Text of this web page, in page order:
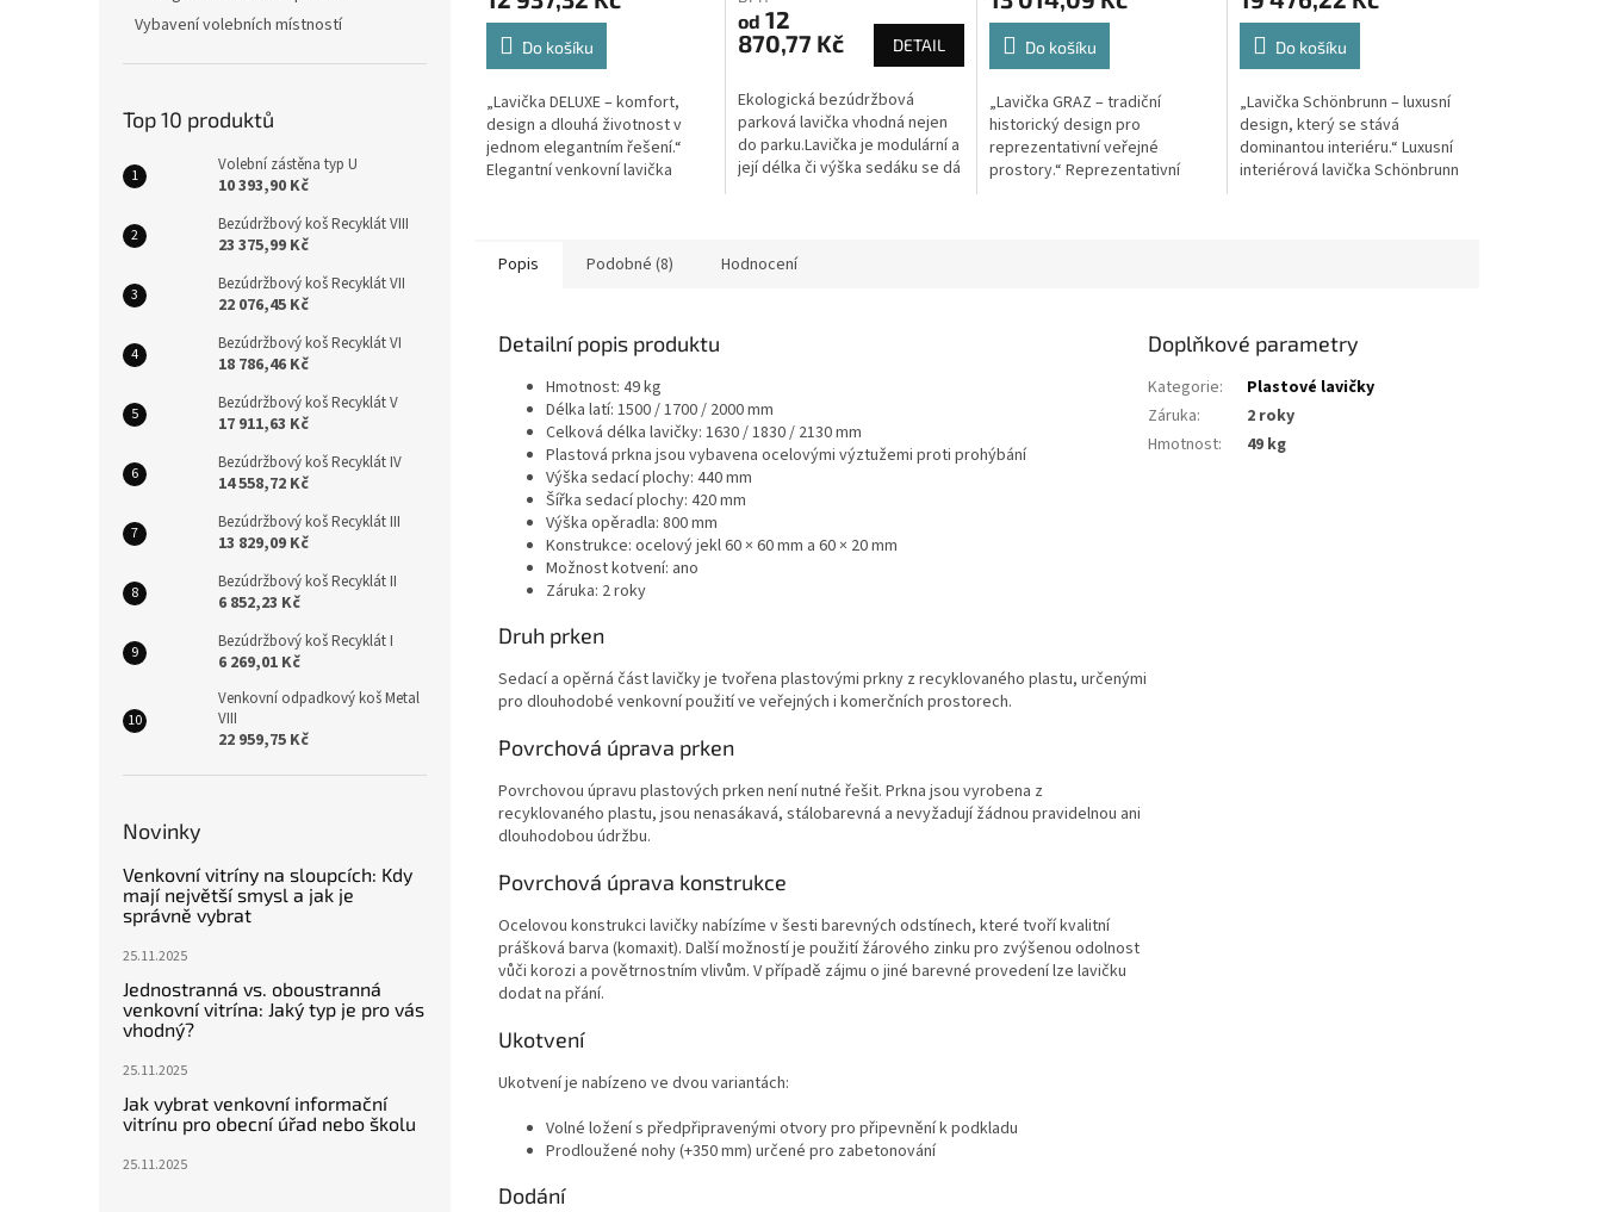
Vybavení volebních místností
Top 10 produktů
Volební zástěna typ U
10 393,90 Kč
Bezúdržbový koš Recyklát VIII
23 375,99 Kč
Bezúdržbový koš Recyklát VII
22 076,45 Kč
Bezúdržbový koš Recyklát VI
18 786,46 Kč
Bezúdržbový koš Recyklát V
17 911,63 Kč
Bezúdržbový koš Recyklát IV
14 558,72 Kč
Bezúdržbový koš Recyklát III
13 829,09 Kč
Bezúdržbový koš Recyklát II
6 852,23 Kč
Bezúdržbový koš Recyklát I
6 269,01 Kč
Venkovní odpadkový koš Metal
VIII
22 959,75 Kč
Novinky
Venkovní vitríny na sloupcích: Kdy
mají největší smysl a jak je
správně vybrat
25.11.2025
Jednostranná vs. oboustranná
venkovní vitrína: Jaký typ je pro vás
vhodný?
25.11.2025
Jak vybrat venkovní informační
vitrínu pro obecní úřad nebo školu
25.11.2025
Do košíku
„Lavička DELUXE – komfort,
design a dlouhá životnost v
jednom elegantním řešení.“
Elegantní venkovní lavička
od 12
870,77 Kč
DETAIL
Ekologická bezúdržbová
parková lavička vhodná nejen
do parku.Lavička je modulární a
její délka či výška sedáku se dá
Do košíku
„Lavička GRAZ – tradiční
historický design pro
reprezentativní veřejné
prostory.“ Reprezentativní
Do košíku
„Lavička Schönbrunn – luxusní
design, který se stává
dominantou interiéru.“ Luxusní
interiérová lavička Schönbrunn
Popis Podobné (8) Hodnocení
Detailní popis produktu
Hmotnost: 49 kg
Délka latí: 1500 / 1700 / 2000 mm
Celková délka lavičky: 1630 / 1830 / 2130 mm
Plastová prkna jsou vybavena ocelovými výztužemi proti prohýbání
Výška sedací plochy: 440 mm
Šířka sedací plochy: 420 mm
Výška opěradla: 800 mm
Konstrukce: ocelový jekl 60 × 60 mm a 60 × 20 mm
Možnost kotvení: ano
Záruka: 2 roky
Druh prken
Sedací a opěrná část lavičky je tvořena plastovými prkny z recyklovaného plastu, určenými
pro dlouhodobé venkovní použití ve veřejných i komerčních prostorech.
Povrchová úprava prken
Povrchovou úpravu plastových prken není nutné řešit. Prkna jsou vyrobena z
recyklovaného plastu, jsou nenasákavá, stálobarevná a nevyžadují žádnou pravidelnou ani
dlouhodobou údržbu.
Povrchová úprava konstrukce
Ocelovou konstrukci lavičky nabízíme v šesti barevných odstínech, které tvoří kvalitní
prášková barva (komaxit). Další možností je použití žárového zinku pro zvýšenou odolnost
vůči korozi a povětrnostním vlivům. V případě zájmu o jiné barevné provedení lze lavičku
dodat na přání.
Ukotvení
Ukotvení je nabízeno ve dvou variantách:
Volné ložení s předpřipravenými otvory pro připevnění k podkladu
Prodloužené nohy (+350 mm) určené pro zabetonování
Dodání
Doplňkové parametry
Kategorie:
Plastové lavičky
Záruka:
2 roky
Hmotnost: 49 kg